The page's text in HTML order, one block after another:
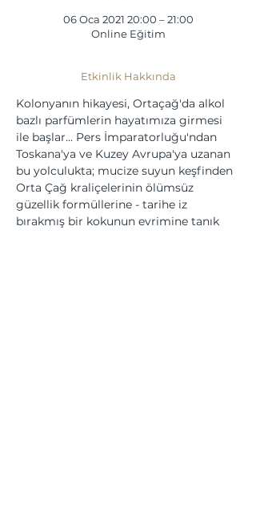
06 Oca 2021 20:00 – 21:00
Online Eğitim
Etkinlik Hakkında
Kolonyanın hikayesi, Ortaçağ'da alkol
bazlı parfümlerin hayatımıza girmesi
ile başlar... Pers İmparatorluğu'ndan
Toskana'ya ve Kuzey Avrupa'ya uzanan
bu yolculukta; mucize suyun keşfinden
Orta Çağ kraliçelerinin ölümsüz
güzellik formüllerine - tarihe iz
bırakmış bir kokunun evrimine tanık